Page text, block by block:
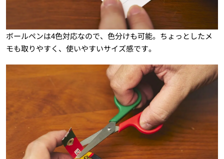
ボールペンは4色対応なので、色分けも可能。ちょっとしたメ
モも取りやすく、使いやすいサイズ感です。